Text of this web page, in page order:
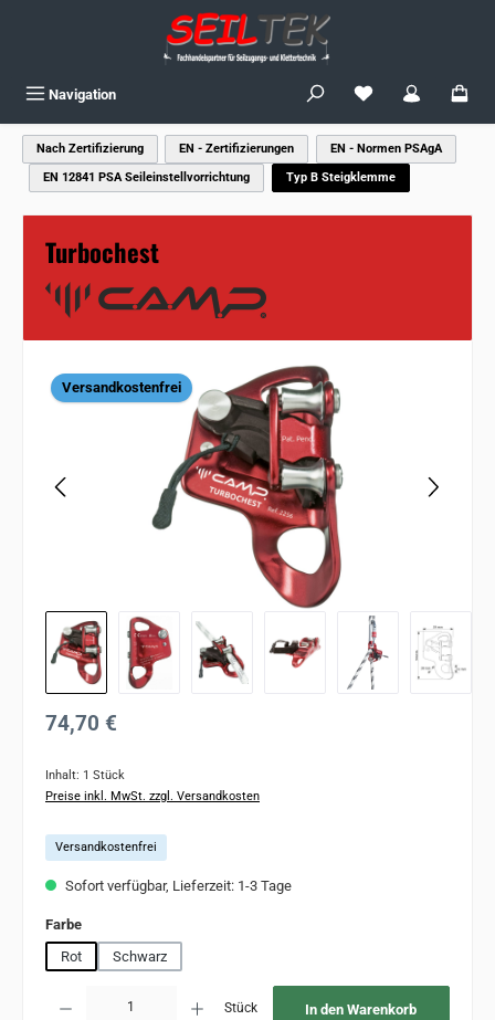
Navigation Du hast 0
Nach Zertifizierung EN - Zertifizierungen
EN - Normen PSAgA
EN 12841 PSA Seileinstellvorrichtung
Typ B Steigklemme
Turbochest
Versandkostenfrei
Regulärer Preis:
74,70 €
Inhalt: 1 Stück
Preise inkl. MwSt. zzgl. Versandkosten
Versandkostenfrei
Sofort verfügbar, Lieferzeit: 1-3 Tage
Farbeauswählen
Rot
Schwarz
Stück In den Warenkorb